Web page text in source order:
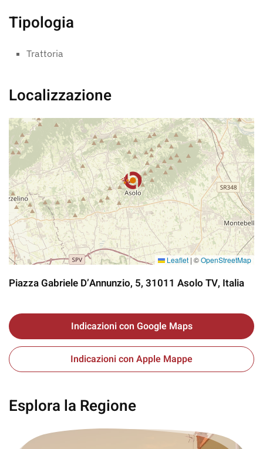
Tipologia
Trattoria
Localizzazione
Leaflet | ©OpenStreetMap
Piazza Gabriele D’Annunzio, 5, 31011 Asolo TV, Italia
Indicazioni con Google Maps
Indicazioni con Apple Mappe
Esplora la Regione